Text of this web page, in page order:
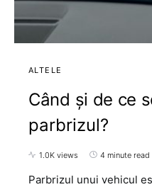
ALTELE
Când și de ce
parbrizul?
1.0K views 4 minute read
Parbrizul unui vehicul